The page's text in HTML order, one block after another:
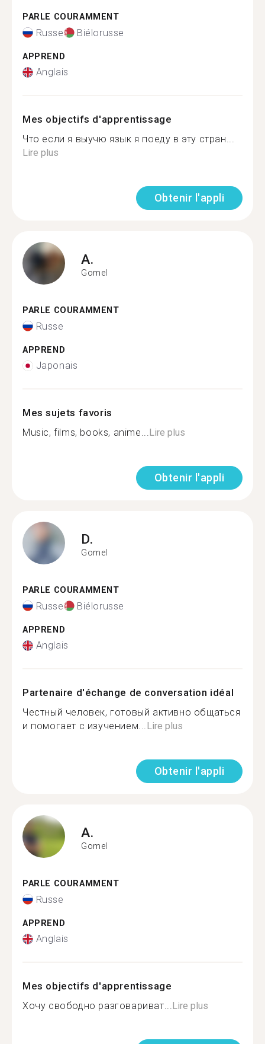
PARLE COURAMMENT
Russe Biélorusse
APPREND
Anglais
Mes objectifs d'apprentissage
Что если я выучю язык я поеду в эту стран...
Lire plus
Obtenir l'appli
A.
Gomel
PARLE COURAMMENT
Russe
APPREND
Japonais
Mes sujets favoris
Music, films, books, anime...Lire plus
Obtenir l'appli
D.
Gomel
PARLE COURAMMENT
Russe Biélorusse
APPREND
Anglais
Partenaire d'échange de conversation idéal
Честный человек, готовый активно общаться
и помогает с изучением...Lire plus
Obtenir l'appli
A.
Gomel
PARLE COURAMMENT
Russe
APPREND
Anglais
Mes objectifs d'apprentissage
Хочу свободно разговариват...Lire plus